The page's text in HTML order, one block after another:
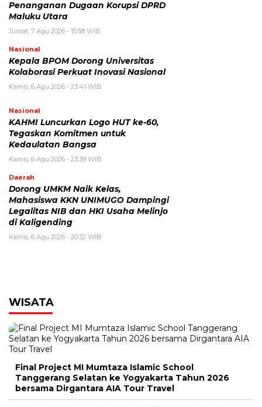
Penanganan Dugaan Korupsi DPRD
Maluku Utara
Jumat, 7 Agu 2026 - 15:58 WIB
Nasional
Kepala BPOM Dorong Universitas
Kolaborasi Perkuat Inovasi Nasional
Kamis, 6 Agu 2026 - 23:41 WIB
Nasional
KAHMI Luncurkan Logo HUT ke-60,
Tegaskan Komitmen untuk
Kedaulatan Bangsa
Kamis, 6 Agu 2026 - 23:39 WIB
Daerah
Dorong UMKM Naik Kelas,
Mahasiswa KKN UNIMUGO Dampingi
Legalitas NIB dan HKI Usaha Melinjo
di Kaligending
Kamis, 6 Agu 2026 - 20:32 WIB
WISATA
Final Project MI Mumtaza Islamic School
Tanggerang Selatan ke Yogyakarta Tahun 2026
bersama Dirgantara AIA Tour Travel